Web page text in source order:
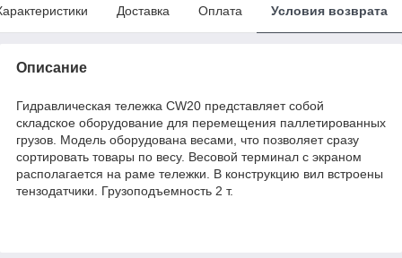
Доставка Оплата Условия возврата
Описание
Гидравлическая тележка CW20 представляет собой
складское оборудование для перемещения паллетированных
грузов. Модель оборудована весами, что позволяет сразу
сортировать товары по весу. Весовой терминал с экраном
располагается на раме тележки. В конструкцию вил встроены
тензодатчики. Грузоподъемность 2 т.